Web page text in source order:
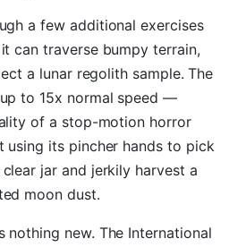
a few additional exercises
can traverse bumpy terrain,
a lunar regolith sample. The
to 15x normal speed —
of a stop-motion horror
its pincher hands to pick
jar and jerkily harvest a
moon dust.
nothing new. The International